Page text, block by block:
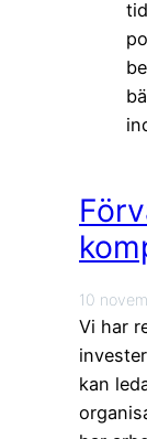
10
Vi har
kan